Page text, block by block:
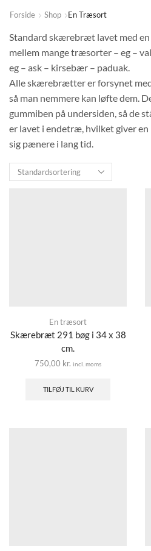
Forside Shop En Træsort
Standard skærebræt lavet med
mellem mange træsorter – eg –
eg – ask – kirsebær – paduak.
Alle skærebrætter er forsynet
så man nemmere kan løfte dem.
gummiben på undersiden, så de
er lavet i endetræ, hvilket giver
sig pænere i lang tid.
En træsort
Skærebræt 291 bøg i 34 x 38
cm.
750,00 kr. incl. moms
TILFØJ TIL KURV